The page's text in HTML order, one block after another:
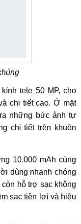
tele 50 MP, cho
chi tiết cao. Ở mặt
những bức ảnh tự
chi tiết trên khuôn
10.000 mAh cùng
dùng nhanh chóng
hỗ trợ sạc không
sạc tiện lợi và hiệu